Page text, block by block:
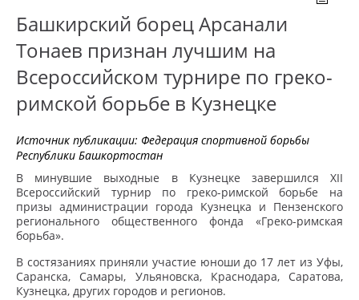
Башкирский борец Арсанали
Тонаев признан лучшим на
Всероссийском турнире по греко-
римской борьбе в Кузнецке
Источник публикации: Федерация спортивной борьбы
Республики Башкортостан
В минувшие выходные в Кузнецке завершился XII
Всероссийский турнир по греко-римской борьбе на
призы администрации города Кузнецка и Пензенского
регионального общественного фонда «Греко-римская
борьба».
В состязаниях приняли участие юноши до 17 лет из Уфы,
Саранска, Самары, Ульяновска, Краснодара, Саратова,
Кузнецка, других городов и регионов.